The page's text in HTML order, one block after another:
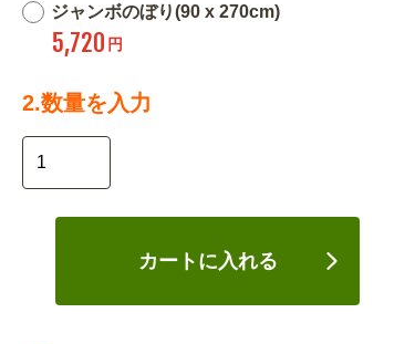
ジャンボのぼり(90 x 270cm)
5,720 円
2.数量を入力
カートに入れる